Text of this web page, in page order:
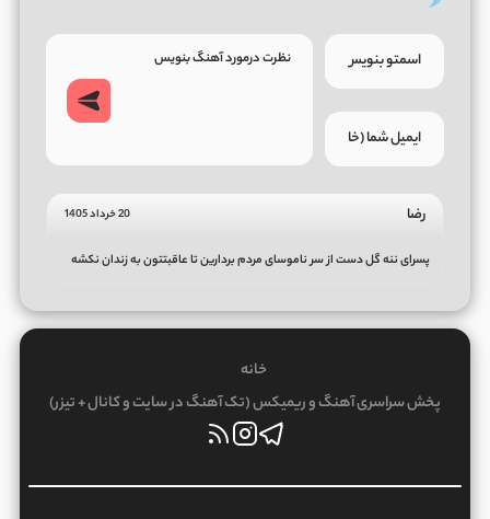
رضا 20 خرداد 1405
پسرای ننه گل دست از سر ناموسای مردم بردارین تا عاقبتتون به زندان نکشه
خانه
پخش سراسری آهنگ و ریمیکس (تک آهنگ در سایت و کانال + تیزر)